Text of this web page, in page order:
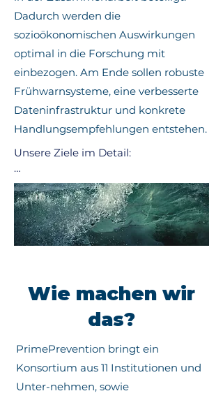
Dadurch werden die
sozioökonomischen Auswirkungen
optimal in die Forschung mit
einbezogen. Am Ende sollen robuste
Frühwarnsysteme, eine verbesserte
Dateninfrastruktur und konkrete
Handlungsempfehlungen entstehen.
Unsere Ziele im Detail:
1. Einbeziehen gesellschaftlicher
Akteure:
Bereitstellung von Informationen zu
sozioökonomischen Auswirkungen
technologischen und logistischen
Frühwarnsystem im Sinne der
2. Verbesserte, engmaschigere
Umwelt-Beobachtung:
Wie machen wir
das?
PrimePrevention bringt ein
Konsortium aus 11 Institutionen und
Unter-nehmen, sowie